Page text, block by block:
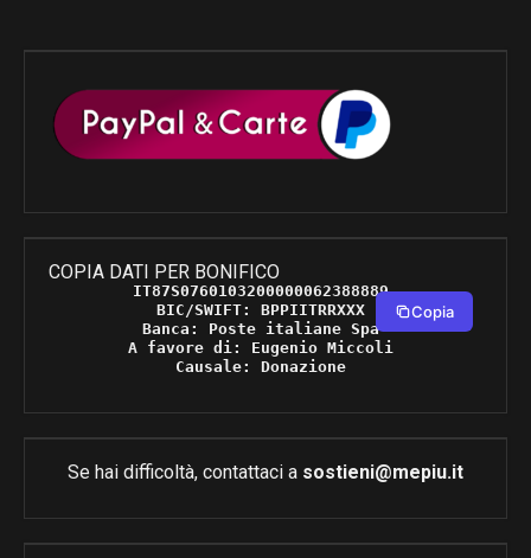
COPIA DATI PER BONIFICO
IT87S0760103200000062388889
BIC/SWIFT: BPPIITRRXXX
Banca: Poste italiane Spa
A favore di: Eugenio Miccoli
Causale: Donazione
Copia
Se hai difficoltà, contattaci a sostieni@mepiu.it